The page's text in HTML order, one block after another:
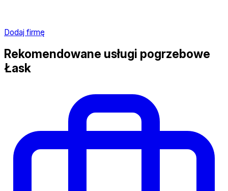
Dodaj firmę
Rekomendowane usługi pogrzebowe
Łask